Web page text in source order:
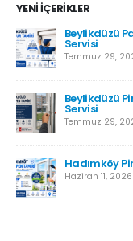
YENI İÇERIKLER
Beylikdüzü
Servisi
Temmuz 29,
Beylikdüzü
Servisi
Temmuz 29,
Hadımköy
Haziran 11, 2026